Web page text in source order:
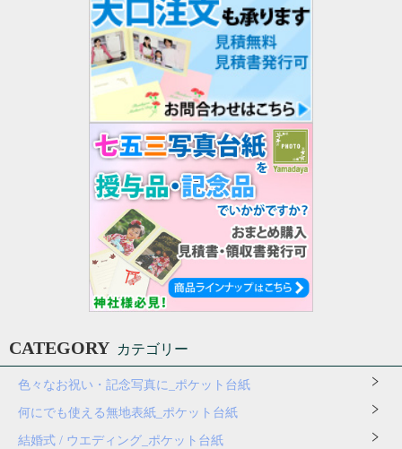
CATEGORY カテゴリー
色々なお祝い・記念写真に_ポケット台紙
何にでも使える無地表紙_ポケット台紙
結婚式 / ウエディング_ポケット台紙